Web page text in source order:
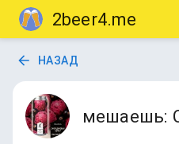
2beer4.me
НАЗАД
мешаешь: